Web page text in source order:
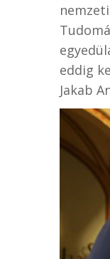
eddig
Jakab